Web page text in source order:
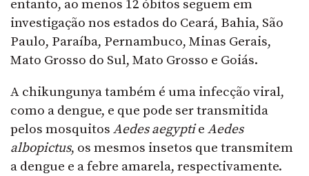
entanto, ao menos 12 óbitos seguem em
investigação nos estados do Ceará, Bahia, São
Paulo, Paraíba, Pernambuco, Minas Gerais,
Mato Grosso do Sul, Mato Grosso e Goiás.
A chikungunya também é uma infecção viral,
como a dengue, e que pode ser transmitida
pelos mosquitos Aedes aegyptie Aedes
albopictus, os mesmos insetos que transmitem
a dengue e a febre amarela, respectivamente.